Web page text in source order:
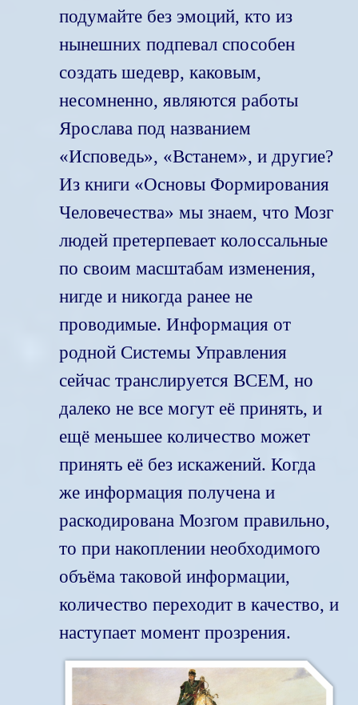
подумайте без эмоций, кто из
нынешних подпевал способен
создать шедевр, каковым,
несомненно, являются работы
Ярослава под названием
«Исповедь», «Встанем», и другие?
Из книги «Основы Формирования
Человечества» мы знаем, что Мозг
людей претерпевает колоссальные
по своим масштабам изменения,
нигде и никогда ранее не
проводимые. Информация от
родной Системы Управления
сейчас транслируется ВСЕМ, но
далеко не все могут её принять, и
ещё меньшее количество может
принять её без искажений. Когда
же информация получена и
раскодирована Мозгом правильно,
то при накоплении необходимого
объёма таковой информации,
количество переходит в качество, и
наступает момент прозрения.